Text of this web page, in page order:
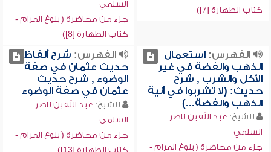
كتاب الطهارة [7])
السلمي
جزء من محاضرة ( بلوغ المرام -
كتاب الطهارة [8])
الفهرس:استعمال
الذهب والفضة في غير
الأكل والشرب , شرح
حديث: (لا تشربوا في آنية
الذهب والفضة...)
للشيخ: عبد الله بن ناصر
السلمي
جزء من محاضرة ( بلوغ المرام -
الفهرس: شرح ألفاظ
حديث عثمان في صفة
الوضوء , شرح حديث
عثمان في صفة الوضوء
للشيخ: عبد الله بن ناصر
السلمي
جزء من محاضرة ( بلوغ المرام -
كتاب الطهارة [13])